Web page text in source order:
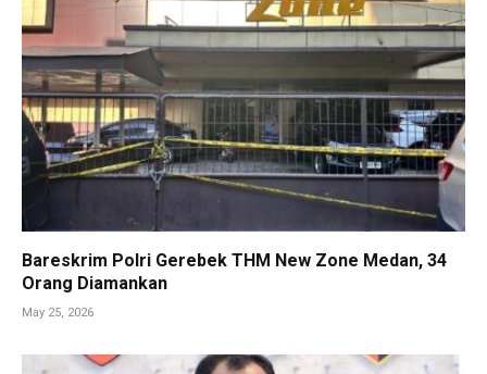
Bareskrim Polri Gerebek THM New Zone Medan, 34
Orang Diamankan
May 25, 2026